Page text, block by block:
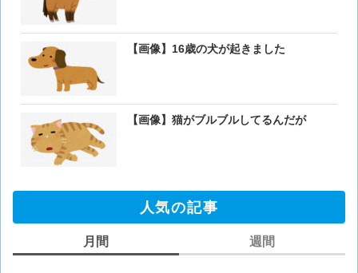
【画像】16歳の犬が起きました
【画像】猫がブルブルしてるんだが
人気の記事
月間 週間